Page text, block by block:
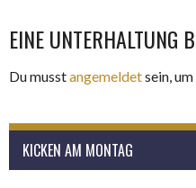
EINE UNTERHALTUNG
Du musstangemeldetsein,
KICKEN AM MONTAG